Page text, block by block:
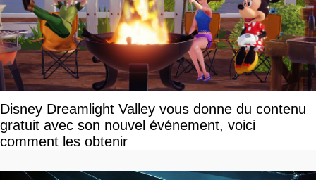
Disney Dreamlight Valley vous donne du contenu
gratuit avec son nouvel événement, voici
comment les obtenir